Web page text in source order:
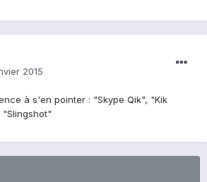
2015
à s'en pointer : "Skype Qik", "Kik